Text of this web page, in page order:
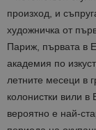
произход, и
художничка от
Париж, първата в
академия по
летните месеци в
колонистки вили в
вероятно е най-